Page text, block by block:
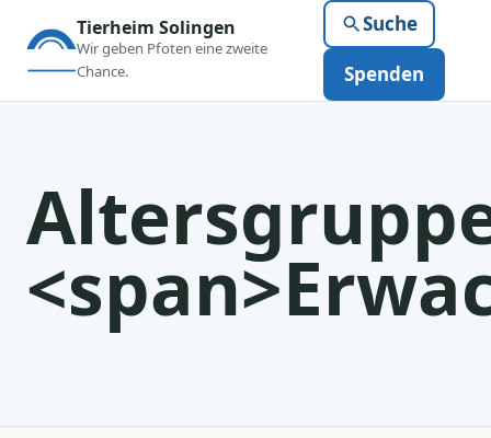
Tierheim Solingen
Wir geben Pfoten eine zweite
Chance.
Suche
Spenden